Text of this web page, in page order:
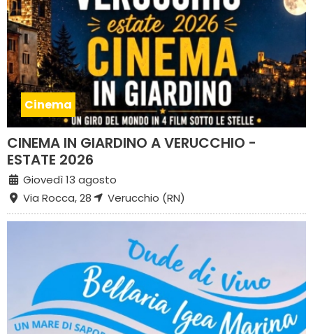
Cinema
CINEMA IN GIARDINO A VERUCCHIO -
ESTATE 2026
Giovedì 13 agosto
Via Rocca, 28
Verucchio (RN)